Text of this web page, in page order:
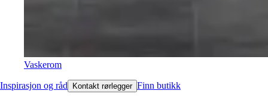
Vaskerom
Inspirasjon og råd Kontakt rørlegger Finn butikk